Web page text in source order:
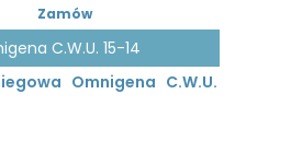
Zamów
C.W.U. 15-14
Omnigena C.W.U.